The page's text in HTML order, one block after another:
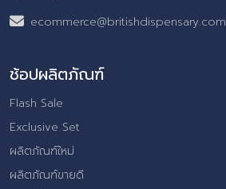
ecommerce@britishdispensary.com
ช้อปผลิตภัณฑ์
Flash Sale
Exclusive Set
ผลิตภัณฑ์ใหม่
ผลิตภัณฑ์ขายดี